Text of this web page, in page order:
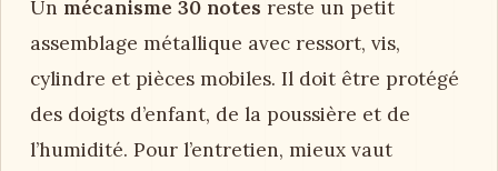
Un mécanisme 30 notes reste un petit
assemblage métallique avec ressort, vis,
cylindre et pièces mobiles. Il doit être protégé
des doigts d’enfant, de la poussière et de
l’humidité. Pour l’entretien, mieux vaut